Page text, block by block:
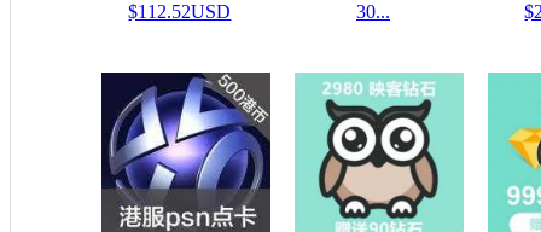
$112.52USD
30...